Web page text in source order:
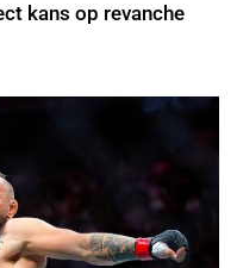
kans op revanche